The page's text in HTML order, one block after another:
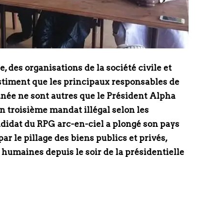
des organisations de la société civile et
que les principaux responsables de
ne sont autres que le Président Alpha
troisième mandat illégal selon les
du RPG arc-en-ciel a plongé son pays
le pillage des biens publics et privés,
humaines depuis le soir de la présidentielle